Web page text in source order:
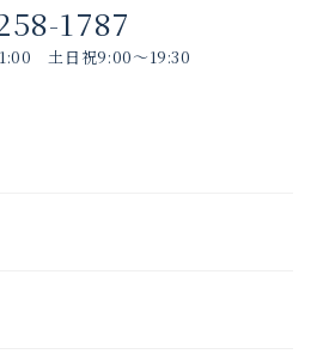
1787
土日祝9:00～19:30